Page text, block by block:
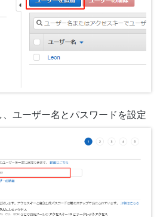
ユーザー名とパスワードを設定